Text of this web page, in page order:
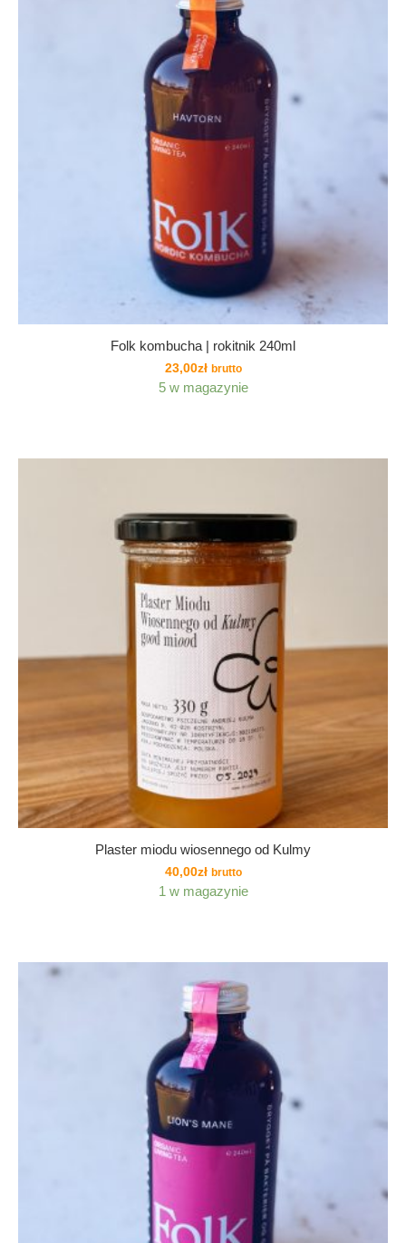
Folk kombucha | rokitnik 240ml
23,00zł brutto
5 w magazynie
Plaster miodu wiosennego od Kulmy
40,00zł brutto
1 w magazynie